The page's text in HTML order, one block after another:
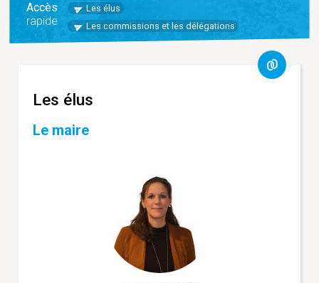
Accès
rapide
Les élus
Les commissions et les délégations
Les élus
Le maire